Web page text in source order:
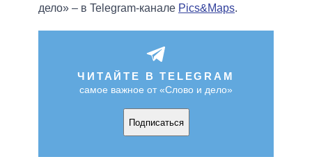
дело» – в Telegram-канале Pics&Maps.
ЧИТАЙТЕ В TELEGRAM
самое важное от «Слово и дело»
Подписаться